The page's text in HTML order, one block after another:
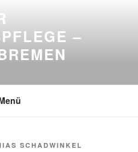
–
SCHADWINKEL